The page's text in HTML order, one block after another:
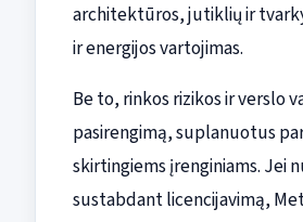
architektūros, jutiklių ir
ir energijos vartojimas.
Be to, rinkos rizikos ir verslo
pasirengimą, suplanuotus
skirtingiems įrenginiams. Jei
sustabdant licencijavimą,